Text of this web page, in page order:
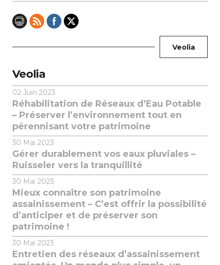
Veolia
Veolia
02 Juin 2023
Réhabilitation de Réseaux d’Eau Potable
– Préserver l’environnement tout en
pérennisant votre patrimoine
30 Mai 2023
Gérer durablement vos eaux pluviales –
Ruisseler vers la tranquillité
30 Mai 2023
Mieux connaître son patrimoine
assainissement – C’est offrir la possibilité
d’anticiper et de préserver son
patrimoine !
30 Mai 2023
Entretien des réseaux d’assainissement